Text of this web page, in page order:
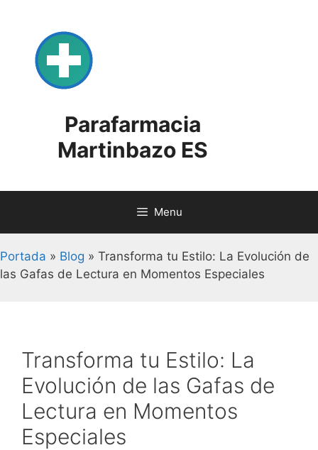
content
Parafarmacia
Martinbazo ES
Menu
Portada » Blog » Transforma tu Estilo: La Evolución de
las Gafas de Lectura en Momentos Especiales
Transforma tu Estilo: La
Evolución de las Gafas de
Lectura en Momentos
Especiales